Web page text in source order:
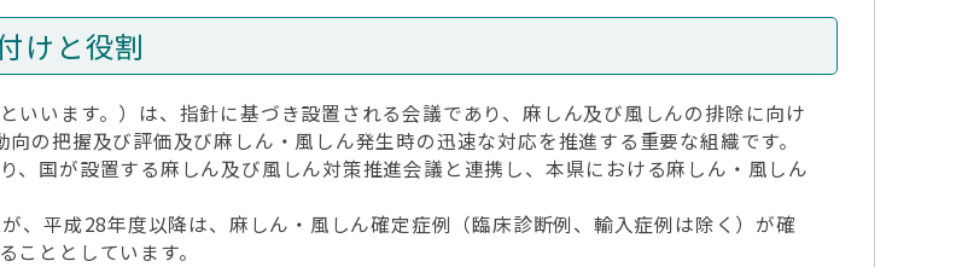
けと役割
います。）は、指針に基づき設置される会議であり、麻しん及び風しんの排除に向け
の把握及び評価及び麻しん・風しん発生時の迅速な対応を推進する重要な組織です。
国が設置する麻しん及び風しん対策推進会議と連携し、本県における麻しん・風しん
、平成28年度以降は、麻しん・風しん確定症例（臨床診断例、輸入症例は除く）が確
ととしています。